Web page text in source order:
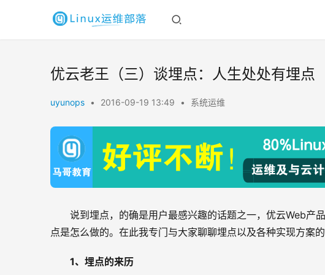
优云老王（三）谈埋点：人生处处有埋点
uyunops • 2016-09-19 13:49 • 系统运维
说到埋点，的确是用户最感兴趣的话题之一，优云Web产
点是怎么做的。在此我专门与大家聊聊埋点以及各种实现方案的
1、埋点的来历